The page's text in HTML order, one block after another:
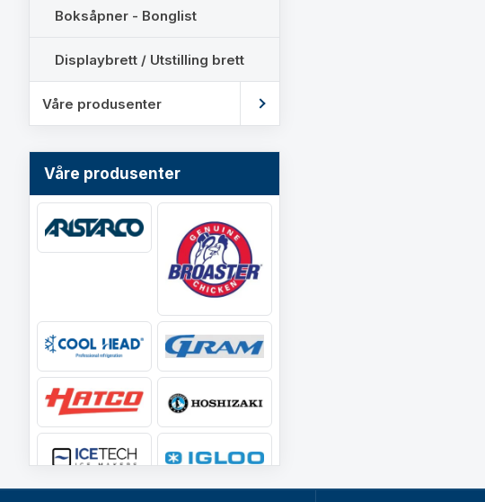
Boksåpner - Bonglist
Displaybrett / Utstilling brett
Våre produsenter
Våre produsenter